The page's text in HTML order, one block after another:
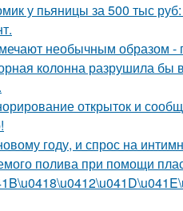
у пьяницы за 500 тыс
необычным образом -
колонна разрушила
открыток и
году, и спрос на
полива при помощи